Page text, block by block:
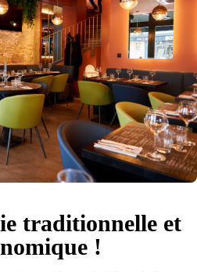
traditionnelle et
!